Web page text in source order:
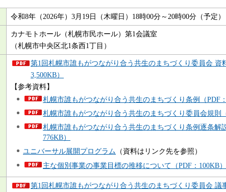
令和8年（2026年）3月19日（木曜日）18時00分～20時00分（予定）
カナモトホール（札幌市民ホール）第1会議室
（札幌市中央区北1条西1丁目）
第1回札幌市誰もがつながり合う共生のまちづくり委員会 資
3,500KB）
【参考資料】
札幌市誰もがつながり合う共生のまちづくり条例（PDF：
札幌市誰もがつながり合う共生のまちづくり委員会規則
札幌市誰もがつながり合う共生のまちづくり条例逐条解
776KB）
ユニバーサル展開プログラム （資料はリンク先を参照）
主な個別事業の事業目標の推移について（PDF：100KB）
第1回札幌市誰もがつながり合う共生のまちづくり委員会 議